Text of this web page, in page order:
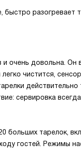
быстро разогревает
очень довольна. Он
чистится,
действительно
сервировка
больших тарелок,
гостей. Режимы